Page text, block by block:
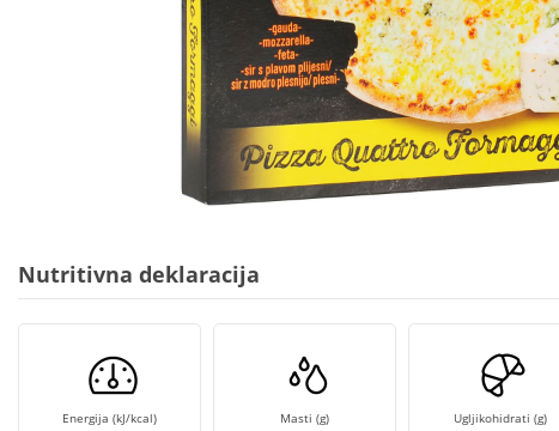
Nutritivna deklaracija
Energija (kJ/kcal) Masti (g) Ugljikohidrati (g)